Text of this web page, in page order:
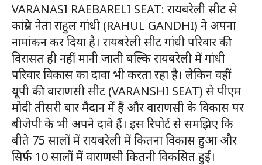
VARANASI RAEBARELI SEAT: रायबरेली सीट से
कांग्रेस नेता राहुल गांधी (RAHUL GANDHI) ने अपना
नामांकन कर दिया है। रायबरेली सीट गांधी परिवार की
विरासत ही नहीं मानी जाती बल्कि रायबरेली में गांधी
परिवार विकास का दावा भी करता रहा है। लेकिन वहीं
यूपी की वाराणसी सीट (VARANSHI SEAT) से पीएम
मोदी तीसरी बार मैदान में हैं और वाराणसी के विकास पर
बीजेपी के भी अपने दावे हैं। इस रिपोर्ट से समझिए कि
बीते 75 सालों में रायबरेली में कितना विकास हुआ और
सिर्फ़ 10 सालों में वाराणसी कितनी विकसित हुई।